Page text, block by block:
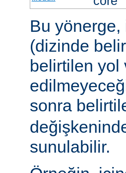
Bu
(dizinde
belirtilen yol
sonra
sunulabilir.